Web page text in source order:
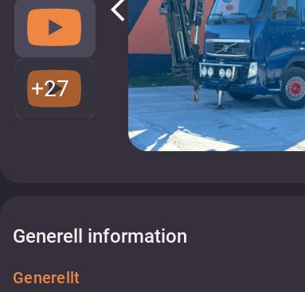
arrow_back_ios
+27
Generell information
Generellt